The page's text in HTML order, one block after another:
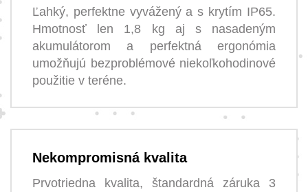
Ľahký, perfektne vyvážený a s krytím IP65.
Hmotnosť len 1,8 kg aj s nasadeným
akumulátorom a perfektná ergonómia
umožňujú bezproblémové niekoľkohodinové
použitie v teréne.
Nekompromisná kvalita
Prvotriedna kvalita, štandardná záruka 3